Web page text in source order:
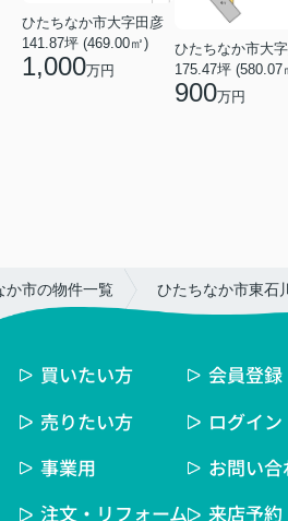
ひたちなか市大字田彦
141.87坪 (469.00㎡)
1,000万円
ひたちなか市大
175.47坪 (580.07
900万円
か市の物件一覧 ひたちなか市東
買いたい方
売りたい方
事業用
注文・リフォーム
会員登録
ログイン
お問い合
来店予約